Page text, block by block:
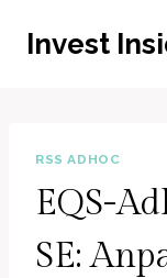
InhaltInvest
RSS ADHOC
EQS-
SE: